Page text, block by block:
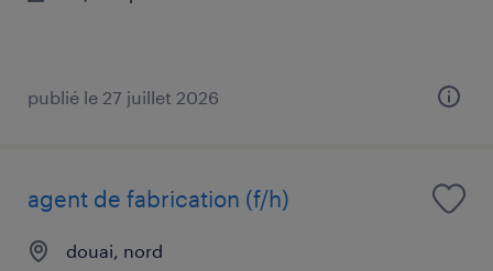
publié le 27 juillet 2026
agent de fabrication (f/h)
douai, nord